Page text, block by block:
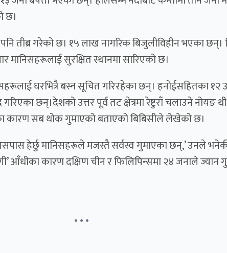
छ।
तीब्र गरेको छ। १५ लाख नागरिक बिजुलीविहीन भएका
सुरक्षित स्थानमा सारिएको छ।
घरभित्रै बस्न सूचित गरिरहेका छन्। हनोईसहितका १२
छन्।देशको उत्तर पूर्व तट क्षेत्रमा रेष्टुराँ चलाउने
सब थोक गुमाएको बताएको बिबिसीले लेखेको छ।
हेर्छु मानिसहरूले मजस्तै सर्वस्व गुमाएका छन्,’ उनले
आँधीका कारण दक्षिण चीन र फिलिपिन्समा २४ जनाले ज्यान
• • •